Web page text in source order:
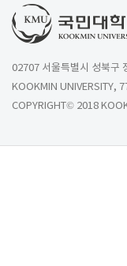
02707 서울특별시 성북구
KOOKMIN UNIVERSITY,
COPYRIGHT© 2018